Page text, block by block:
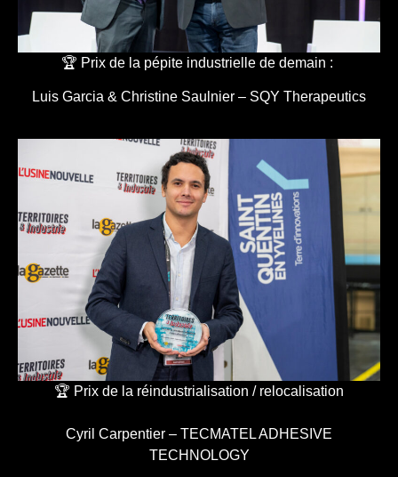
🏆 Prix de la pépite industrielle de demain :
Luis Garcia & Christine Saulnier – SQY Therapeutics
🏆 Prix de la réindustrialisation / relocalisation
Cyril Carpentier – TECMATEL ADHESIVE
TECHNOLOGY